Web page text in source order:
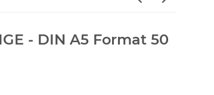
- DIN A5 Format 50